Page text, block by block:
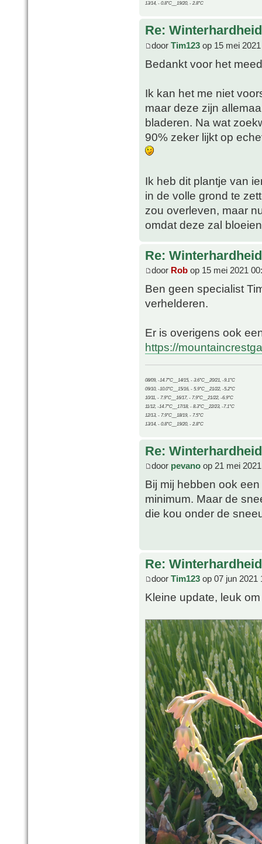
13/14, - 0.8°C__19/20, - 2.8°C
Re:
door Tim123 op 15 mei
Bedankt voor het
Ik kan het me niet
maar deze zijn
bladeren. Na wat
90% zeker lijkt op
Ik heb dit plantje van
in de volle grond te
zou overleven, maar
omdat deze zal
Re:
door Rob op 15 mei 2021
Ben geen specialist
verhelderen.
Er is overigens ook
https://
08/09, -14.7°C__14/15, - 3.6°C__20/21, -9.1°C
09/10, -10.0°C__15/16, - 5.9°C__21/22, -5.2°C
10/11, - 7.9°C__16/17, - 7.9°C__21/22, -6.9°C
11/12, -14.7°C__17/18, - 8.3°C__22/23, -7.1°C
12/13, - 7.9°C__18/19, - 7.5°C
13/14, - 0.8°C__19/20, - 2.8°C
Re:
door pevano op 21 mei
Bij mij hebben ook
minimum. Maar de
die kou onder de
Re:
door Tim123 op 07 jun 2021
Kleine update, leuk